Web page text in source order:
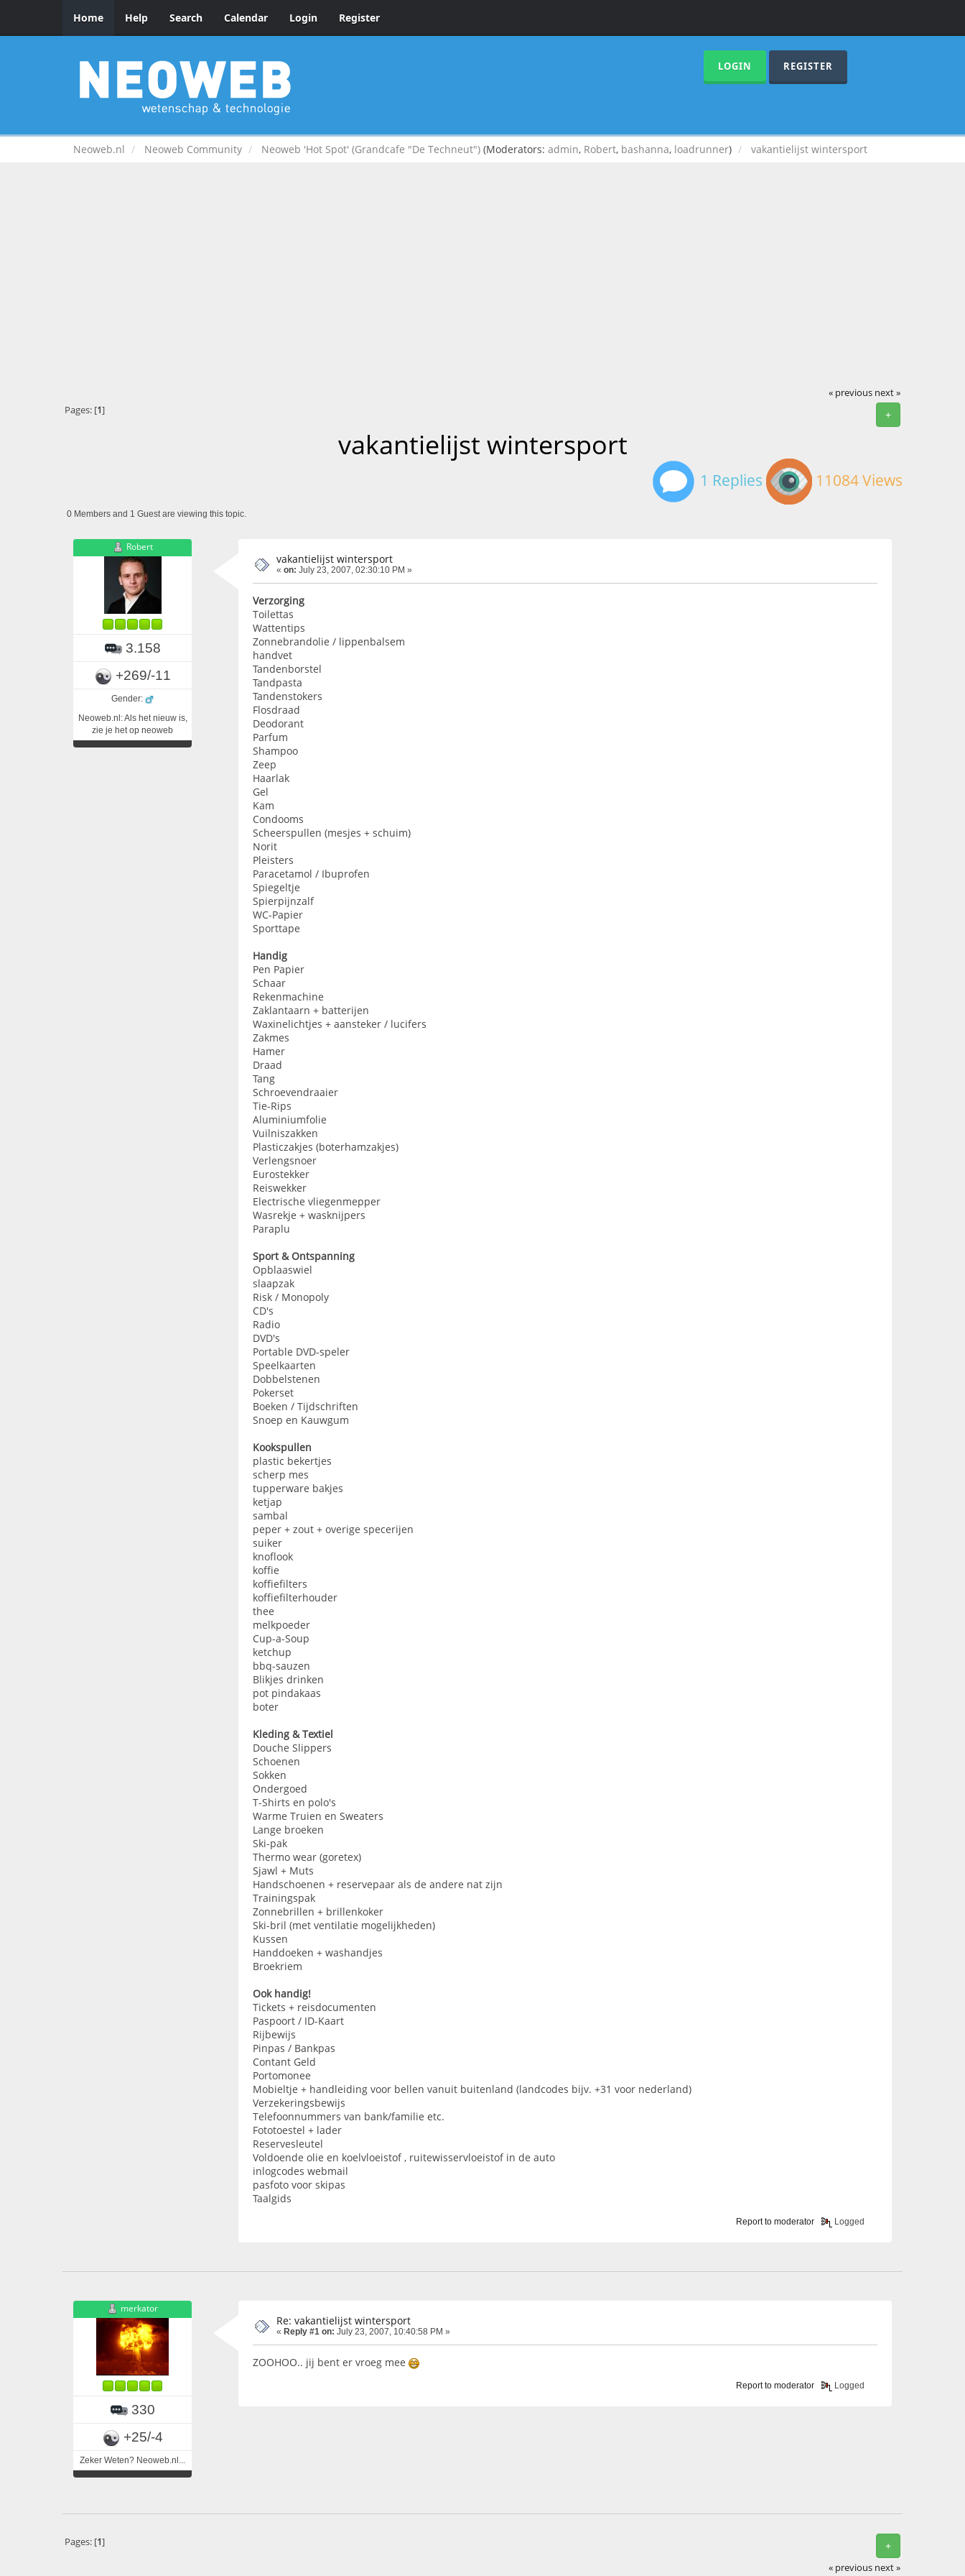
Home Help Search Calendar Login Register
LOGIN REGISTER
Neoweb.nl Neoweb Community Neoweb 'Hot Spot' (Grandcafe "De Techneut") (Moderators: admin, Robert, bashanna, loadrunner) vakantielijst wintersport
« previous next »
+
Pages: [1]
vakantielijst wintersport
1 Replies 11084 Views
0 Members and 1 Guest are viewing this topic.
Robert
3.158
+269/-11
Gender:
Neoweb.nl: Als het nieuw is,
zie je het op neoweb
vakantielijst wintersport
« on: July 23, 2007, 02:30:10 PM »
Verzorging
Toilettas
Wattentips
Zonnebrandolie / lippenbalsem
handvet
Tandenborstel
Tandpasta
Tandenstokers
Flosdraad
Deodorant
Parfum
Shampoo
Zeep
Haarlak
Gel
Kam
Condooms
Scheerspullen (mesjes + schuim)
Norit
Pleisters
Paracetamol / Ibuprofen
Spiegeltje
Spierpijnzalf
WC-Papier
Sporttape
Handig
Pen Papier
Schaar
Rekenmachine
Zaklantaarn + batterijen
Waxinelichtjes + aansteker / lucifers
Zakmes
Hamer
Draad
Tang
Schroevendraaier
Tie-Rips
Aluminiumfolie
Vuilniszakken
Plasticzakjes (boterhamzakjes)
Verlengsnoer
Eurostekker
Reiswekker
Electrische vliegenmepper
Wasrekje + wasknijpers
Paraplu
Sport & Ontspanning
Opblaaswiel
slaapzak
Risk / Monopoly
CD's
Radio
DVD's
Portable DVD-speler
Speelkaarten
Dobbelstenen
Pokerset
Boeken / Tijdschriften
Snoep en Kauwgum
Kookspullen
plastic bekertjes
scherp mes
tupperware bakjes
ketjap
sambal
peper + zout + overige specerijen
suiker
knoflook
koffie
koffiefilters
koffiefilterhouder
thee
melkpoeder
Cup-a-Soup
ketchup
bbq-sauzen
Blikjes drinken
pot pindakaas
boter
Kleding & Textiel
Douche Slippers
Schoenen
Sokken
Ondergoed
T-Shirts en polo's
Warme Truien en Sweaters
Lange broeken
Ski-pak
Thermo wear (goretex)
Sjawl + Muts
Handschoenen + reservepaar als de andere nat zijn
Trainingspak
Zonnebrillen + brillenkoker
Ski-bril (met ventilatie mogelijkheden)
Kussen
Handdoeken + washandjes
Broekriem
Ook handig!
Tickets + reisdocumenten
Paspoort / ID-Kaart
Rijbewijs
Pinpas / Bankpas
Contant Geld
Portomonee
Mobieltje + handleiding voor bellen vanuit buitenland (landcodes bijv. +31 voor nederland)
Verzekeringsbewijs
Telefoonnummers van bank/familie etc.
Fototoestel + lader
Reservesleutel
Voldoende olie en koelvloeistof , ruitewisservloeistof in de auto
inlogcodes webmail
pasfoto voor skipas
Taalgids
Report to moderator Logged
merkator
330
+25/-4
Zeker Weten? Neoweb.nl...
Re: vakantielijst wintersport
« Reply #1 on: July 23, 2007, 10:40:58 PM »
ZOOHOO.. jij bent er vroeg mee
Report to moderator Logged
+
Pages: [1]
« previous next »